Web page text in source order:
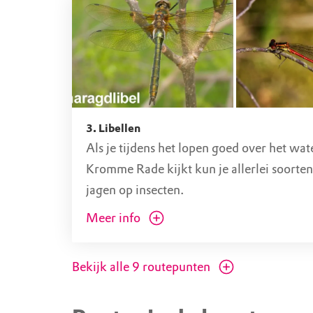
3. Libellen
Als je tijdens het lopen goed over het
Kromme Rade kijkt kun je allerlei
jagen op insecten.
In Het Hol komen wel 20 verschillende
kleinere juffers. Libellen beginnen hun
Meer info
Bekijk alle 9 routepunten